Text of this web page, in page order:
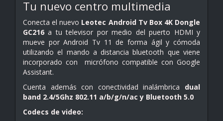
Tu nuevo centro multimedia
Conecta el nuevo Leotec Android Tv Box 4K Dongle
GC216 a tu televisor por medio del puerto HDMI y
mueve por Android Tv 11 de forma ágil y cómoda
utilizando el mando a distancia bluetooth que viene
incorporado con micrófono compatible con Google
Assistant.
Cuenta además con conectividad inalámbrica dual
band 2.4/5Ghz 802.11 a/b/g/n/ac y Bluetooth 5.0
Codecs de video: